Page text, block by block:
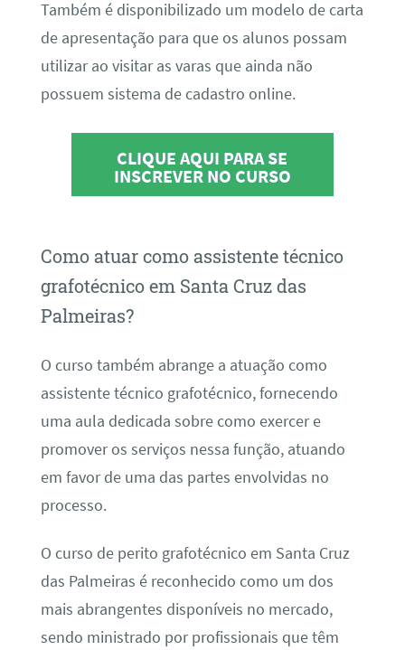
Também é disponibilizado um modelo de carta
de apresentação para que os alunos possam
utilizar ao visitar as varas que ainda não
possuem sistema de cadastro online.
CLIQUE AQUI PARA SE
INSCREVER NO CURSO
Como atuar como assistente técnico
grafotécnico em Santa Cruz das
Palmeiras?
O curso também abrange a atuação como
assistente técnico grafotécnico, fornecendo
uma aula dedicada sobre como exercer e
promover os serviços nessa função, atuando
em favor de uma das partes envolvidas no
processo.
O curso de perito grafotécnico em Santa Cruz
das Palmeiras é reconhecido como um dos
mais abrangentes disponíveis no mercado,
sendo ministrado por profissionais que têm